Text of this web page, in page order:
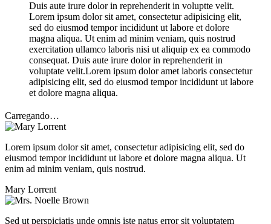
Duis aute irure dolor in reprehenderit in voluptte velit.
Lorem ipsum dolor sit amet, consectetur adipisicing elit,
sed do eiusmod tempor incididunt ut labore et dolore
magna aliqua. Ut enim ad minim veniam, quis nostrud
exercitation ullamco laboris nisi ut aliquip ex ea commodo
consequat. Duis aute irure dolor in reprehenderit in
voluptate velit.Lorem ipsum dolor amet laboris consectetur
adipisicing elit, sed do eiusmod tempor incididunt ut labore
et dolore magna aliqua.
Carregando…
Lorem ipsum dolor sit amet, consectetur adipisicing elit, sed do
eiusmod tempor incididunt ut labore et dolore magna aliqua. Ut
enim ad minim veniam, quis nostrud.
Mary Lorrent
Sed ut perspiciatis unde omnis iste natus error sit voluptatem